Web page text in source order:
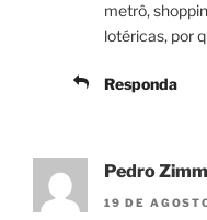
metrô,
lotéricas, por
Responda
Pedro
19 DE